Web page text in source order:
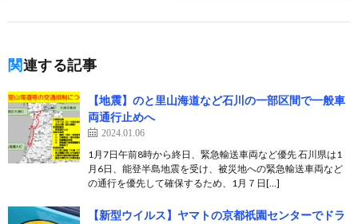
関連する記事
【地震】のと里山海道など石川の一部区間で一般車
両通行止めへ
2024.01.06
1月7日午前8時から終日、緊急輸送車両など優先 石川県は1
月6日、能登半島地震を受け、被災地への緊急輸送車両など
の通行を優先して確保するため、1月７日[…]
【新型ウイルス】ヤマトの京都祇園センターでドラ